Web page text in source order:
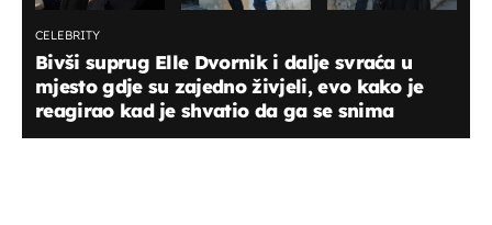
CELEBRITY
Bivši suprug Elle Dvornik i dalje svraća u
mjesto gdje su zajedno živjeli, evo kako je
reagirao kad je shvatio da ga se snima